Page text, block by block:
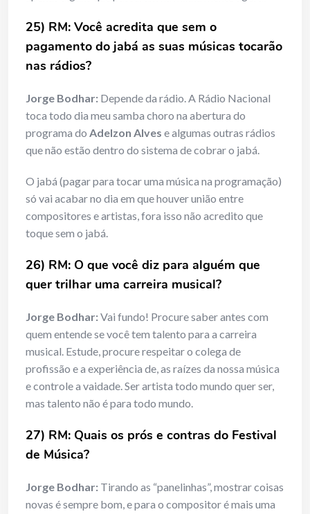
25) RM: Você acredita que sem o
pagamento do jabá as suas músicas tocarão
nas rádios?
Jorge Bodhar: Depende da rádio. A Rádio Nacional
toca todo dia meu samba choro na abertura do
programa do Adelzon Alves e algumas outras rádios
que não estão dentro do sistema de cobrar o jabá.
O jabá (pagar para tocar uma música na programação)
só vai acabar no dia em que houver união entre
compositores e artistas, fora isso não acredito que
toque sem o jabá.
26) RM: O que você diz para alguém que
quer trilhar uma carreira musical?
Jorge Bodhar:Vai fundo! Procure saber antes com
quem entende se você tem talento para a carreira
musical. Estude, procure respeitar o colega de
profissão e a experiência de, as raízes da nossa música
e controle a vaidade. Ser artista todo mundo quer ser,
mas talento não é para todo mundo.
27) RM: Quais os prós e contras do Festival
de Música?
Jorge Bodhar: Tirando as “panelinhas”, mostrar coisas
novas é sempre bom, e para o compositor é mais uma